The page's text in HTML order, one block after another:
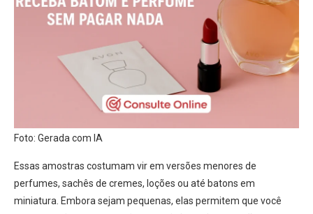
Foto: Gerada com IA
Essas amostras costumam vir em versões menores de
perfumes, sachês de cremes, loções ou até batons em
miniatura. Embora sejam pequenas, elas permitem que você